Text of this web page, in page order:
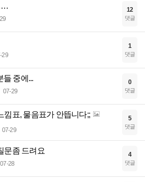
12
댓글
29
1
댓글
들 중에...
07-29
0
댓글
낌표, 물음표가 안뜹니다;;
07-29
5
댓글
문좀 드려요
07-28
4
댓글